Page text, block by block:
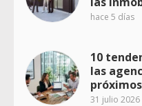
hace 5 días
10
las
31 julio 2026